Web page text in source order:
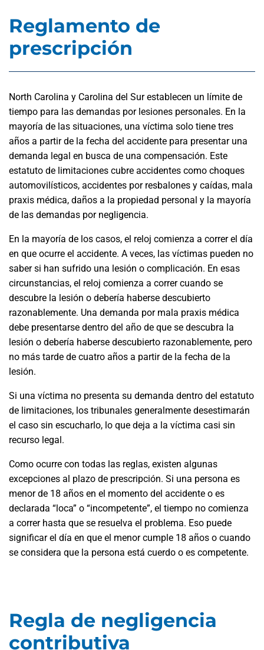
Reglamento de
prescripción
North Carolina y Carolina del Sur establecen un límite de
tiempo para las demandas por lesiones personales. En la
mayoría de las situaciones, una víctima solo tiene tres
años a partir de la fecha del accidente para presentar una
demanda legal en busca de una compensación. Este
estatuto de limitaciones cubre accidentes como choques
automovilísticos, accidentes por resbalones y caídas, mala
praxis médica, daños a la propiedad personal y la mayoría
de las demandas por negligencia.
En la mayoría de los casos, el reloj comienza a correr el día
en que ocurre el accidente. A veces, las víctimas pueden no
saber si han sufrido una lesión o complicación. En esas
circunstancias, el reloj comienza a correr cuando se
descubre la lesión o debería haberse descubierto
razonablemente. Una demanda por mala praxis médica
debe presentarse dentro del año de que se descubra la
lesión o debería haberse descubierto razonablemente, pero
no más tarde de cuatro años a partir de la fecha de la
lesión.
Si una víctima no presenta su demanda dentro del estatuto
de limitaciones, los tribunales generalmente desestimarán
el caso sin escucharlo, lo que deja a la víctima casi sin
recurso legal.
Como ocurre con todas las reglas, existen algunas
excepciones al plazo de prescripción. Si una persona es
menor de 18 años en el momento del accidente o es
declarada “loca” o “incompetente”, el tiempo no comienza
a correr hasta que se resuelva el problema. Eso puede
significar el día en que el menor cumple 18 años o cuando
se considera que la persona está cuerdo o es competente.
Regla de negligencia
contributiva